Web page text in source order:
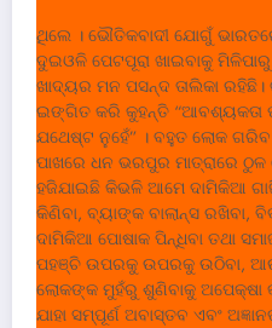
ଥିଲେ । ଭୌତିକବାଦୀ ଯୋଗୁଁ
ଦୁଇଓଳି ପେଟପୂରା ଖାଇବାକୁ
ଖାଦ୍ୟର ମନ ପସନ୍ଦ ତାଲିକା ରହିଛି।
ଇଙ୍ଗିତ କରି କୁହନ୍ତି “ଆବଶ୍ୟକ‌ତା
ଯଥେଷ୍ଟ ନୁହେଁ” । ବହୁତ ଲୋକ
ପାଖରେ ଧନ ଭରପୁର ମାତ୍ରାରେ
ହଜିଯାଇଛି କିଭଳି ଆମେ ଦାମିକିଆ
କିଣିବା, ବ୍ୟାଙ୍କ ବାଲାନ୍ସ ରଖିବା,
ଦାମିକିଆ ପୋଷାକ ପିନ୍ଧିବା ତଥା
ପହଞ୍ଚି ଉପରକୁ ଉପରକୁ ଉଠିବା, ଆଉ
ଲୋକଙ୍କ ମୁହଁରୁ ଶୁଣିବାକୁ ଅପେକ୍ଷା
ଯାହା ସମ୍ପୂର୍ଣ ଅବାସ୍ତବ ଏବଂ